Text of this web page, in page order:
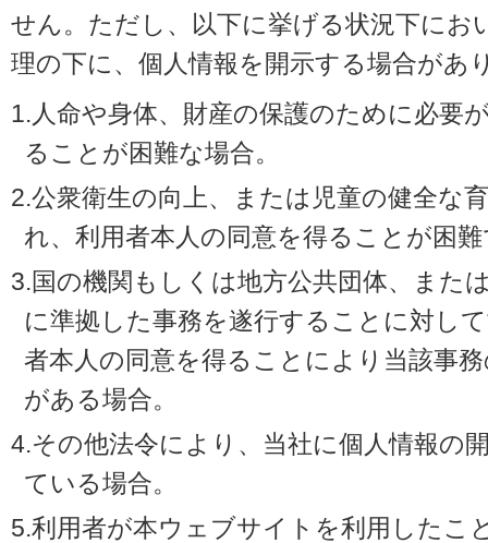
せん。ただし、以下に挙げる状況下にお
理の下に、個人情報を開示する場合があ
1.人命や身体、財産の保護のために必要
ることが困難な場合。
2.公衆衛生の向上、または児童の健全な
れ、利用者本人の同意を得ることが困
3.国の機関もしくは地方公共団体、また
に準拠した事務を遂行することに対し
者本人の同意を得ることにより当該事
がある場合。
4.その他法令により、当社に個人情報の
ている場合。
5.利用者が本ウェブサイトを利用したこ